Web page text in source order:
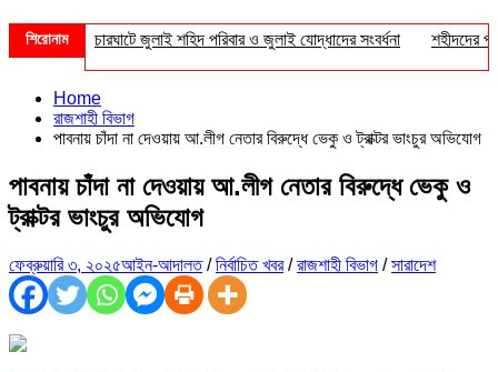
শিরোনাম চারঘাটে জুলাই শহিদ পরিবার ও জুলাই যোদ্ধাদের সংবর্ধনা শহীদদের
Home
রাজশাহী বিভাগ
পাবনায় চাঁদা না দেওয়ায় আ.লীগ নেতার বিরুদ্ধে ভেকু ও ট্রাক্টর ভাংচুর অভিযোগ
পাবনায় চাঁদা না দেওয়ায় আ.লীগ নেতার বিরুদ্ধে ভেকু ও
ট্রাক্টর ভাংচুর অভিযোগ
ফেব্রুয়ারি ৩, ২০২৫আইন-আদালত/নির্বাচিত খবর/রাজশাহী বিভাগ /সারাদেশ